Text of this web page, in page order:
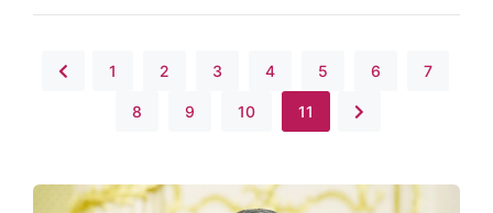
1 2 3 4 5 6 7
8 9 10 11